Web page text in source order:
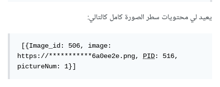
تضمين
import 'dart:developer';
يعيد لي محتويات سطر الصورة كامل كالتالي:
[{Image_id: 506, image:
https://***********6a0ee2e.png, PID: 516,
pictureNum: 1}]